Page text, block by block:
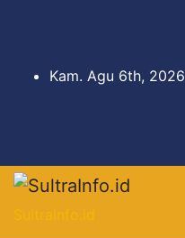
Kam. Agu 6th, 2026
SultraInfo.id